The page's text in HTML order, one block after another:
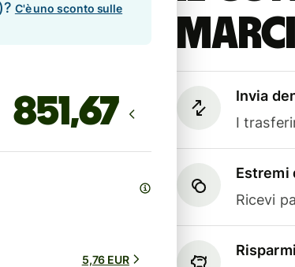
Invia
I
Estremi
Ricevi
C'è uno sconto sulle
5,76 EUR